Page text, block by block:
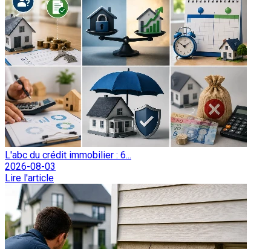
L'abc du crédit immobilier : 6...
2026-08-03
Lire l'article